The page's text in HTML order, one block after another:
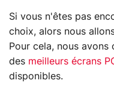
Si vous n'êtes pas
choix, alors nous
Pour cela, nous
des meilleurs écrans
disponibles.